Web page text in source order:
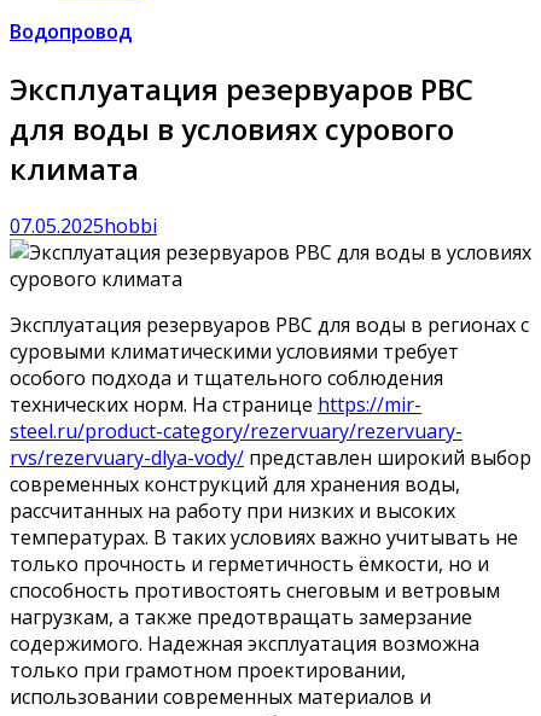
Водопровод
Эксплуатация резервуаров РВС
для воды в условиях сурового
климата
07.05.2025hobbi
Эксплуатация резервуаров РВС для воды в регионах с
суровыми климатическими условиями требует
особого подхода и тщательного соблюдения
технических норм. На странице https://mir-
steel.ru/product-category/rezervuary/rezervuary-
rvs/rezervuary-dlya-vody/ представлен широкий выбор
современных конструкций для хранения воды,
рассчитанных на работу при низких и высоких
температурах. В таких условиях важно учитывать не
только прочность и герметичность ёмкости, но и
способность противостоять снеговым и ветровым
нагрузкам, а также предотвращать замерзание
содержимого. Надежная эксплуатация возможна
только при грамотном проектировании,
использовании современных материалов и